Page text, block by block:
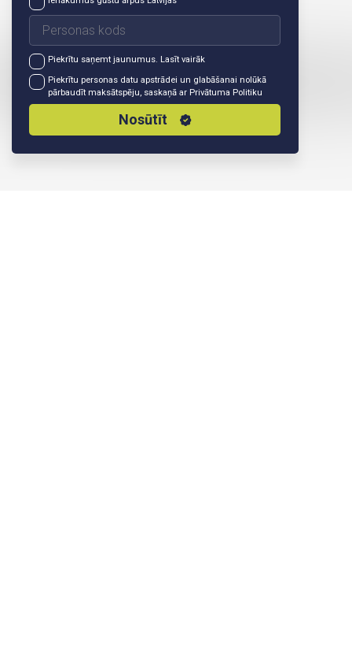
Piekrītu saņemt jaunumus. Lasīt vairāk
Piekrītu personas datu apstrādei un glabāšanai nolūkā
pārbaudīt maksātspēju, saskaņā ar Privātuma Politiku
Nosūtīt